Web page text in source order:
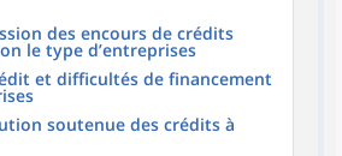
des encours de crédits
le type d’entreprises
et difficultés de financement
soutenue des crédits à